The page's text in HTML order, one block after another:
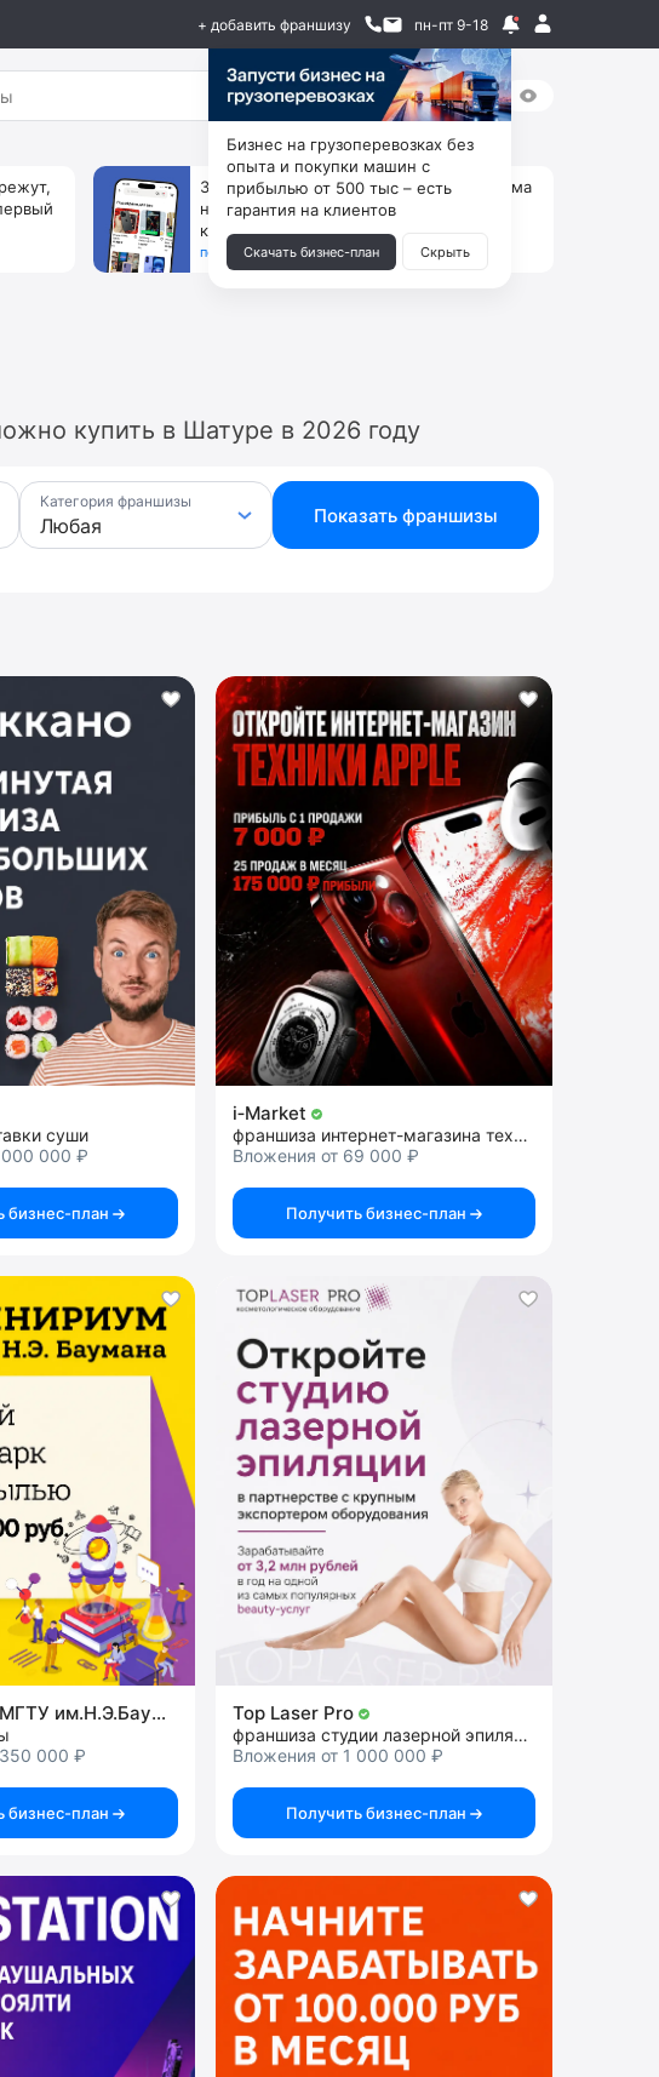
+ добавить франшизу пн-пт 9-18
За 90 тыс. открой магазин на Авито, дома
ни коробок, ни товара, ни склада, зато
каждый месяц +125 тыс. чистыми
получить бизнес-план ↓
купить в Шатуре в 2026 году
Категория франшизы
Показать франшизы
суши
000 000 ₽
бизнес-план
i‑Market
франшиза интернет-магазина техники Apple под ключ
Вложения от 69 000 ₽
Получить бизнес-план
Инжинириум МГТУ им.Н.Э.Баумана
000 ₽
бизнес-план
Top Laser Pro
франшиза студии лазерной эпиляции
Вложения от 1 000 000 ₽
Получить бизнес-план
Бизнес на грузоперевозках без
опыта и покупки машин с
прибылью от 500 тыс – есть
гарантия на клиентов
Скачать бизнес-план Скрыть